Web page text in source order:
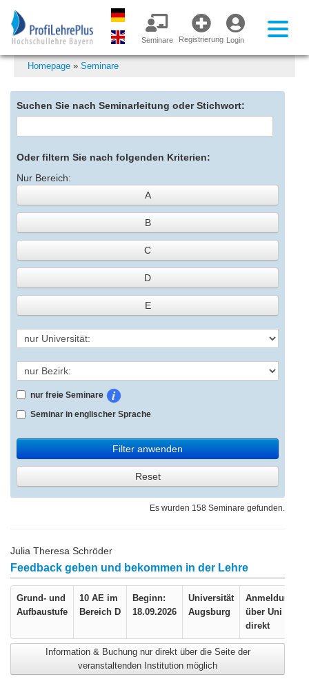
Login
Registrierung
Seminare
Homepage » Seminare
Suchen Sie nach Seminarleitung oder Stichwort:
Oder filtern Sie nach folgenden Kriterien:
Nur Bereich:
A
B
C
D
E
nur freie Seminare
Seminar in englischer Sprache
Filter anwenden
Reset
Es wurden 158 Seminare gefunden.
Julia Theresa Schröder
Feedback geben und bekommen in der Lehre
Grund- und
Aufbaustufe
10 AE im
Bereich D
Beginn:
18.09.2026
Universität
Augsburg
Anmeldung
über Uni
direkt
Information & Buchung nur direkt über die Seite der
veranstaltenden Institution möglich